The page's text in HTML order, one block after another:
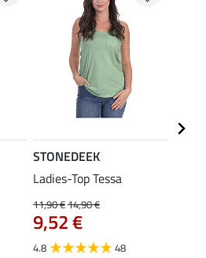
STONEDEEK
Ladies-Top Tessa
11,90 €14,90 €
9,52 €
4.8 48